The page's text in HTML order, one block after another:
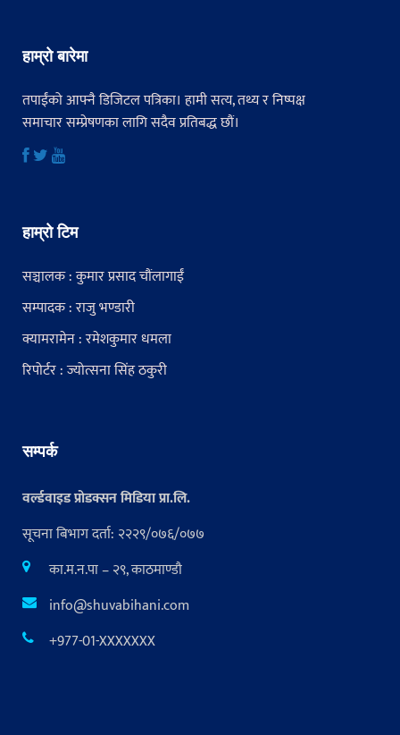
हाम्रो बारेमा
तपाईंको आफ्नै डिजिटल पत्रिका। हामी सत्य, तथ्य र निष्पक्ष
समाचार सम्प्रेषणका लागि सदैव प्रतिबद्ध छौं।
हाम्रो टिम
सञ्चालक : कुमार प्रसाद चौंलागाईं
सम्पादक : राजु भण्डारी
क्यामरामेन : रमेशकुमार धमला
रिपोर्टर : ज्योत्सना सिंह ठकुरी
सम्पर्क
वर्ल्डवाइड प्रोडक्सन मिडिया प्रा.लि.
सूचना बिभाग दर्ता: २२२९/०७६/०७७
का.म.न.पा – २९, काठमाण्डौ
info@shuvabihani.com
+977-01-XXXXXXX